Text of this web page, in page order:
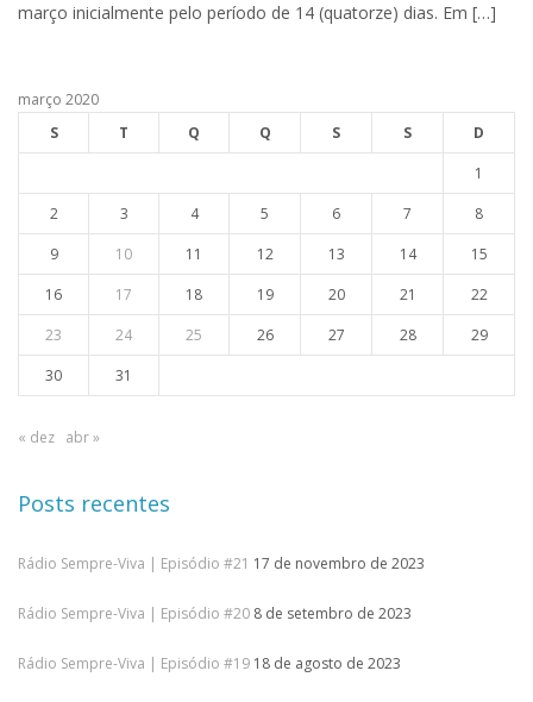
março inicialmente pelo período de 14 (quatorze) dias. Em […]
março 2020
S
T Q Q S S
D
1
2
3 4 5 6 7
8
9
10 11 12 13 14
15
16
17 18 19 20 21
22
23
24 25 26 27 28
29
30
31
« dez abr »
Posts recentes
Rádio Sempre-Viva | Episódio #21 17 de novembro de 2023
Rádio Sempre-Viva | Episódio #20 8 de setembro de 2023
Rádio Sempre-Viva | Episódio #19 18 de agosto de 2023